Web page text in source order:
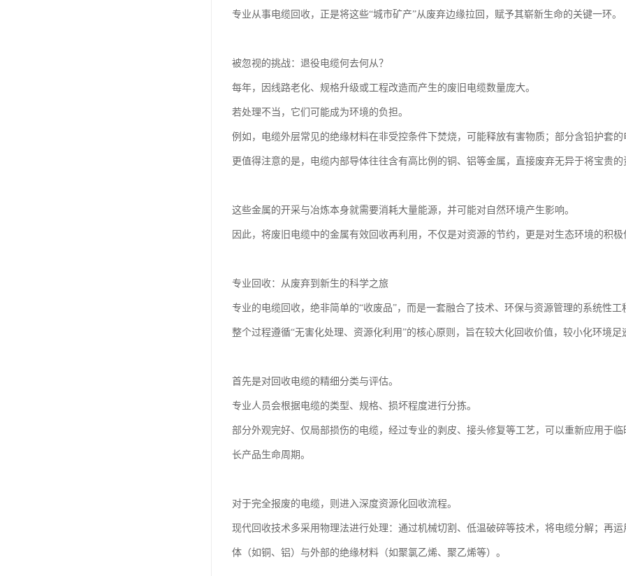
专业从事电缆回收，正是将这些“城市矿产”从废弃边缘拉回，赋予其崭新生命的关键一环。
被忽视的挑战：退役电缆何去何从？
每年，因线路老化、规格升级或工程改造而产生的废旧电缆数量庞大。
若处理不当，它们可能成为环境的负担。
例如，电缆外层常见的绝缘材料在非受控条件下焚烧，可能释放有害物质；部分含铅护套
更值得注意的是，电缆内部导体往往含有高比例的铜、铝等金属，直接废弃无异于将宝贵
这些金属的开采与冶炼本身就需要消耗大量能源，并可能对自然环境产生影响。
因此，将废旧电缆中的金属有效回收再利用，不仅是对资源的节约，更是对生态环境的积极
专业回收：从废弃到新生的科学之旅
专业的电缆回收，绝非简单的“收废品”，而是一套融合了技术、环保与资源管理的系统性工
整个过程遵循“无害化处理、资源化利用”的核心原则，旨在较大化回收价值，较小化环境足
首先是对回收电缆的精细分类与评估。
专业人员会根据电缆的类型、规格、损坏程度进行分拣。
部分外观完好、仅局部损伤的电缆，经过专业的剥皮、接头修复等工艺，可以重新应用于
长产品生命周期。
对于完全报废的电缆，则进入深度资源化回收流程。
现代回收技术多采用物理法进行处理：通过机械切割、低温破碎等技术，将电缆分解；再
体（如铜、铝）与外部的绝缘材料（如聚氯乙烯、聚乙烯等）。